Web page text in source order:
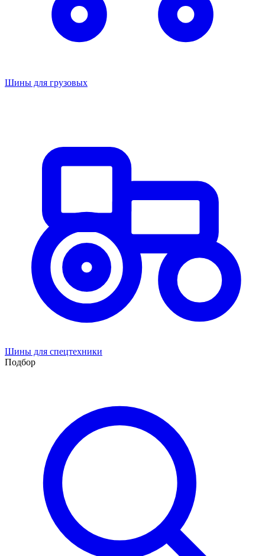
Шины для грузовых
Шины для спецтехники
Подбор